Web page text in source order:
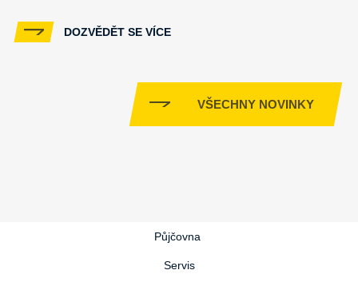
DOZVĚDĚT SE VÍCE
VŠECHNY NOVINKY
Půjčovna
Servis